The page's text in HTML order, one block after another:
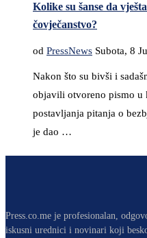
Kolike su šanse da
čovječanstvo?
od PressNews Subota, 8
Nakon što su bivši i
objavili otvoreno pismo u
postavljanja pitanja o
je dao …
Press.co.me je profesionalan,
iskusni urednici i novinari koji